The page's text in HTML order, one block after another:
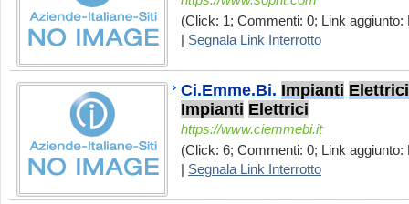
(Click: 1; Commenti: 0; Link aggiunto:
Segnala Link Interrotto
Ci.Emme.Bi. Impianti Elettrici
Impianti Elettrici
https://www.ciemmebi.it
(Click: 6; Commenti: 0; Link aggiunto:
Segnala Link Interrotto